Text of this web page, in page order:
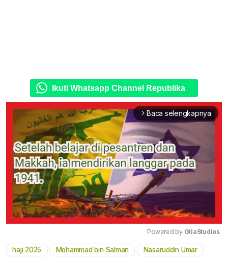
Ikuti Whatsapp Channel Republika
arrow_forward_ios Baca selengkapnya
Mute
Powered by GliaStudios
haji 2025 Mohammad bin Salman Nasaruddin Umar